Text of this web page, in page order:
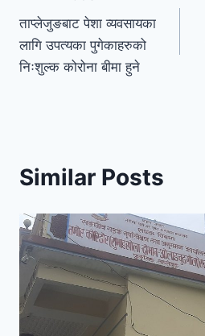
ताप्लेजुङबाट पेशा व्यवसायका
लागि उपत्यका पुगेकाहरुको
निःशुल्क कोरोना बीमा हुने
Similar Posts